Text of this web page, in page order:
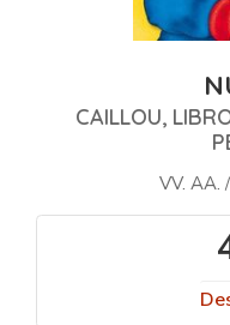
CAILLOU,
VV. AA. /